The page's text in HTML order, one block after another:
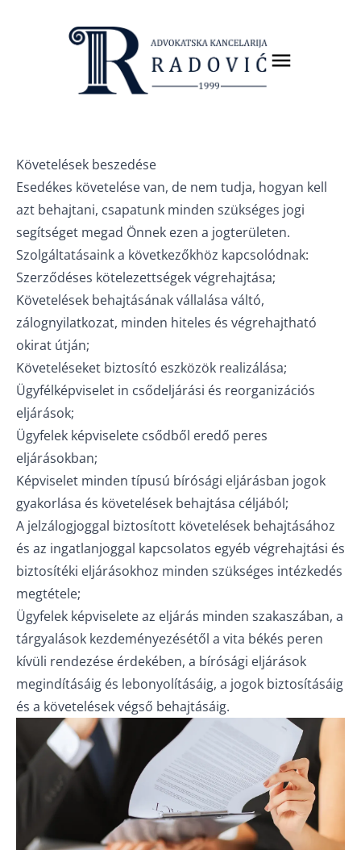
Követelések beszedése
Esedékes követelése van, de nem tudja, hogyan kell
azt behajtani, csapatunk minden szükséges jogi
segítséget megad Önnek ezen a jogterületen.
Szolgáltatásaink a következőkhöz kapcsolódnak:
Szerződéses kötelezettségek végrehajtása;
Követelések behajtásának vállalása váltó,
zálognyilatkozat, minden hiteles és végrehajtható
okirat útján;
Követeléseket biztosító eszközök realizálása;
Ügyfélképviselet in csődeljárási és reorganizációs
eljárások;
Ügyfelek képviselete csődből eredő peres
eljárásokban;
Képviselet minden típusú bírósági eljárásban jogok
gyakorlása és követelések behajtása céljából;
A jelzálogjoggal biztosított követelések behajtásához
és az ingatlanjoggal kapcsolatos egyéb végrehajtási és
biztosítéki eljárásokhoz minden szükséges intézkedés
megtétele;
Ügyfelek képviselete az eljárás minden szakaszában, a
tárgyalások kezdeményezésétől a vita békés peren
kívüli rendezése érdekében, a bírósági eljárások
megindításáig és lebonyolításáig, a jogok biztosításáig
és a követelések végső behajtásáig.